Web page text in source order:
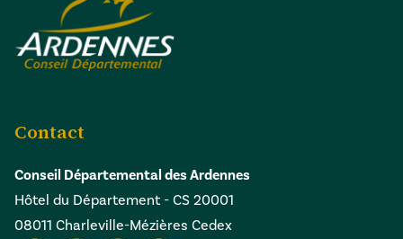
Contact
Conseil Départemental des Ardennes
Hôtel du Département - CS 20001
08011 Charleville-Mézières Cedex